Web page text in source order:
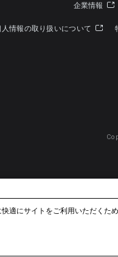
企業情報
人情報の取り扱いについて
適にサイトをご利用いただく